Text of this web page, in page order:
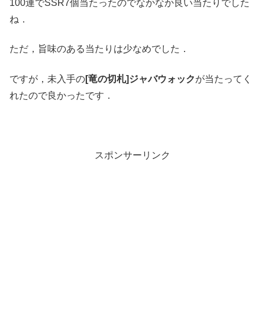
100連でSSR7個当たったのでなかなか良い当たりでした
ね．
ただ，旨味のある当たりは少なめでした．
ですが，未入手の[竜の切札]ジャバウォックが当たってく
れたので良かったです．
スポンサーリンク